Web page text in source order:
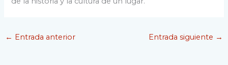
← Entrada anterior Entrada siguiente →